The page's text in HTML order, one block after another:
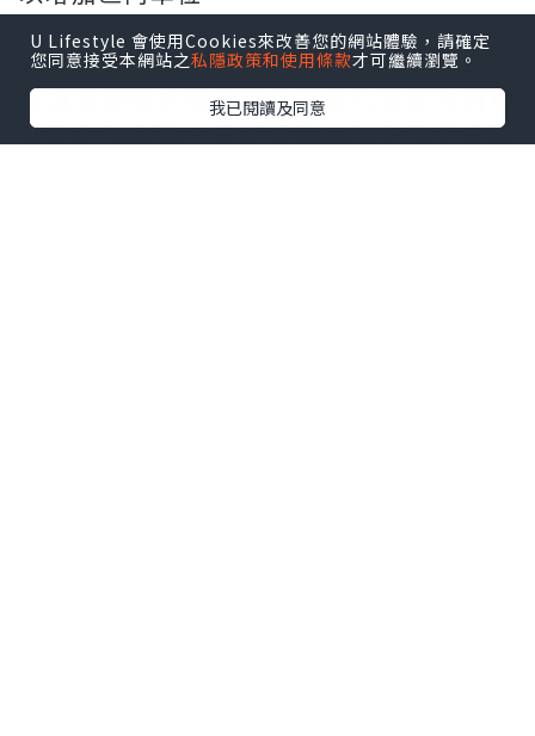
對於是次水浸的範圍比過去更大，有車主
認為是旁邊的復修堆填區綠化範圍的斜坡
發生山泥傾瀉，有雨水連同泥土沖下來湧
U Lifestyle 會使用Cookies來改善您的網站體驗，請確定
您同意接受本網站之私隱政策和使用條款才可繼續瀏覽。
我已閱讀及同意